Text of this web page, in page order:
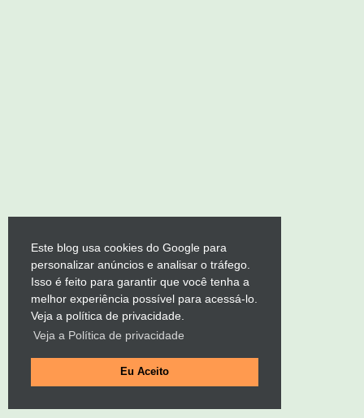
Este blog usa cookies do Google para
personalizar anúncios e analisar o tráfego.
Isso é feito para garantir que você tenha a
melhor experiência possível para acessá-lo.
Veja a política de privacidade.
Veja a Política de privacidade
Eu Aceito